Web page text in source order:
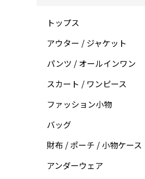
トップス
アウター / ジャケット
パンツ / オールインワン
スカート / ワンピース
ファッション小物
バッグ
財布 / ポーチ / 小物ケース
アンダーウェア